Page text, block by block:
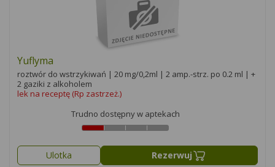
Yuflyma
roztwór do wstrzykiwań | 20 mg/0,2ml | 2 amp.-strz. po 0.2 ml | +
2 gaziki z alkoholem
lek na receptę (Rp zastrzeż.)
Trudno dostępny w aptekach
Ulotka Rezerwuj